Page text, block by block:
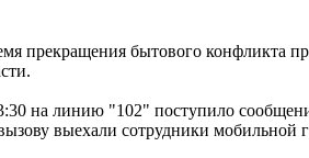
прекращения бытового конфликта
на линию "102" поступило
выехали сотрудники